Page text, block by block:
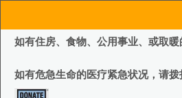
如有住房、食物、公用事业、或取
如有危急生命的医疗紧急状况，请拨